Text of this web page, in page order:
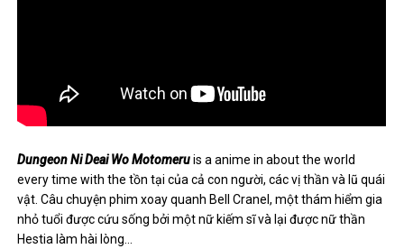
Dungeon Ni Deai Wo Motomeruis a anime in about the world
every time with the tồn tại của cả con người, các vị thần và lũ quái
vật. Câu chuyện phim xoay quanh Bell Cranel, một thám hiểm gia
nhỏ tuổi được cứu sống bởi một nữ kiếm sĩ và lại được nữ thần
Hestia làm hài lòng…